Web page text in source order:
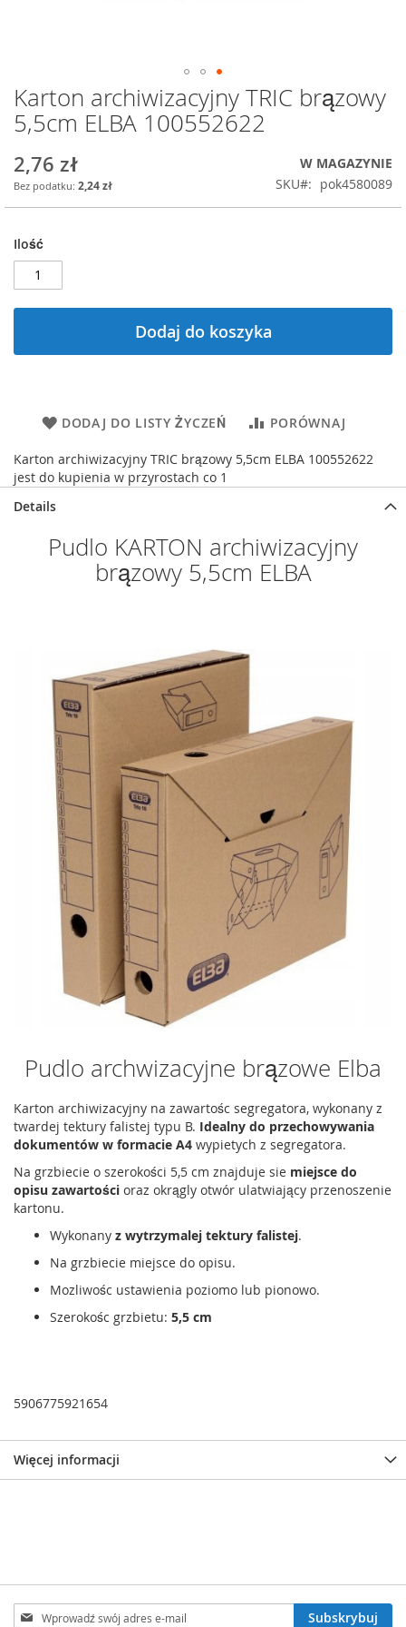
Przejdź
na
początek
Karton archiwizacyjny TRIC brązowy
5,5cm ELBA 100552622
2,76 zł
2,24 zł
W MAGAZYNIE
SKU
pok4580089
Ilość
Dodaj do koszyka
DODAJ DO LISTY ŻYCZEŃ PORÓWNAJ
Karton archiwizacyjny TRIC brązowy 5,5cm ELBA 100552622
jest do kupienia w przyrostach co 1
Details
Pudlo KARTON archiwizacyjny
brązowy 5,5cm ELBA
Pudlo archwizacyjne brązowe Elba
Karton archiwizacyjny na zawartośc segregatora, wykonany z
twardej tektury falistej typu B. Idealny do przechowywania
dokumentów w formacie A4 wypietych z segregatora.
Na grzbiecie o szerokości 5,5 cm znajduje sie miejsce do
opisu zawartości oraz okrągly otwór ulatwiający przenoszenie
kartonu.
Wykonany z wytrzymalej tektury falistej.
Na grzbiecie miejsce do opisu.
Mozliwośc ustawienia poziomo lub pionowo.
Szerokośc grzbietu: 5,5 cm
5906775921654
Więcej informacji
Subskrybuj
Subskrybuj